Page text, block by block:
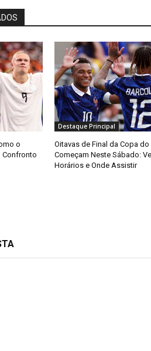
o
Confronto
Destaque Principal
Oitavas de Final da Copa
Começam Neste Sábado:
Horários e Onde Assistir